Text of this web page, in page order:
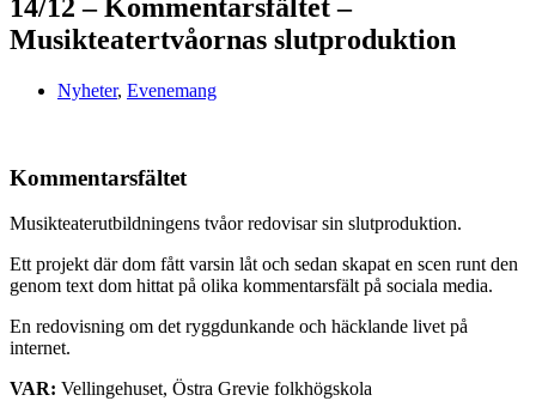
14/12 – Kommentarsfältet –
Musikteatertvåornas slutproduktion
Nyheter, Evenemang
Kommentarsfältet
Musikteaterutbildningens tvåor redovisar sin slutproduktion.
Ett projekt där dom fått varsin låt och sedan skapat en scen runt den
genom text dom hittat på olika kommentarsfält på sociala media.
En redovisning om det ryggdunkande och häcklande livet på
internet.
VAR: Vellingehuset, Östra Grevie folkhögskola